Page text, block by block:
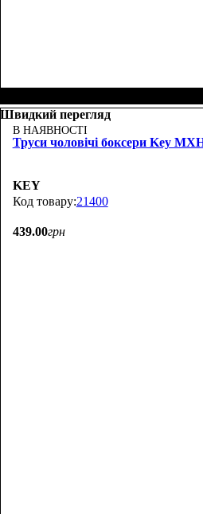
Швидкий перегляд
В НАЯВНОСТІ
Труси чоловічі боксери Key
KEY
21400
439.00грн